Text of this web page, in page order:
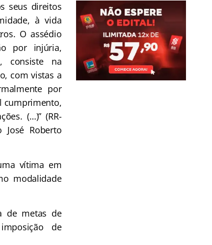
seus direitos
à vida
O assédio
por injúria,
consiste na
com vistas a
por
cumprimento,
(…)” (RR-
José Roberto
vítima em
modalidade
de metas de
de